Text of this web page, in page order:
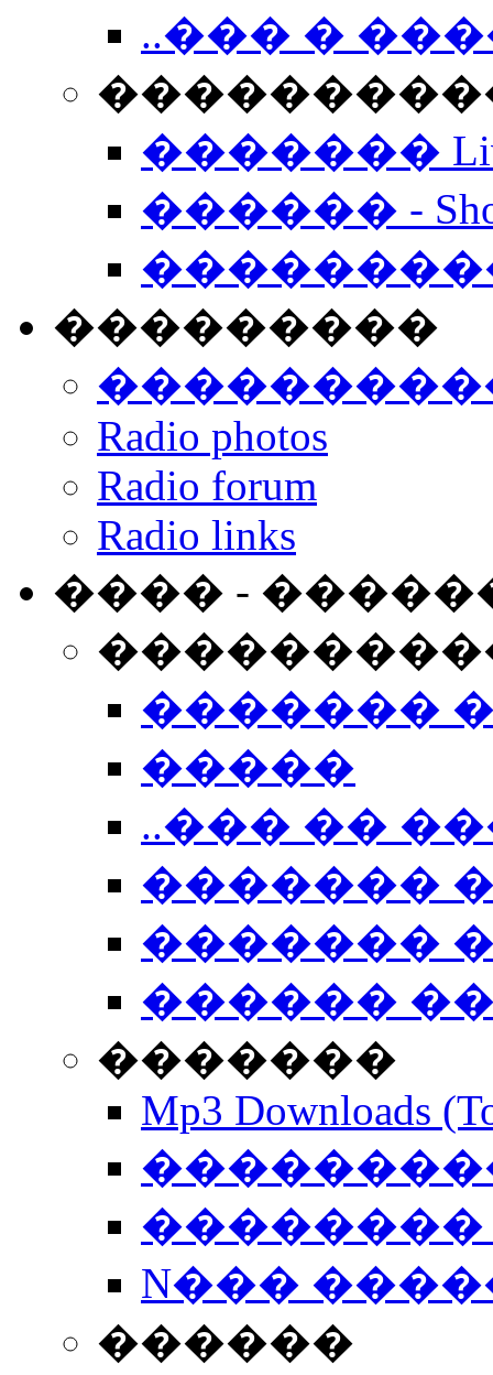
..��� �
����������
�������
������ -
���������
Radio photos
Radio forum
Radio links
���� -
�������
�����
..��� ��
�������
�������
������
�������
Mp3 Downloads
��������
N���
������